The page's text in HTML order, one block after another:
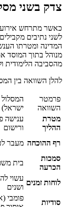
צדק בשני
כאשר מתרחש
לשני נתיבים
המדינה ומטרתו
מנוהל בתוך המוסד
מהסביבה הלימודית
להלן השוואה בין
פרמטר
השוואה
ישראל)
מטרת
ההליך
ענישה
ורישום
רף ההוכחה מעבר
סמכות
הכרעה
בית
לוחות זמנים
עשוי
ושנים
סודיות
פומבי